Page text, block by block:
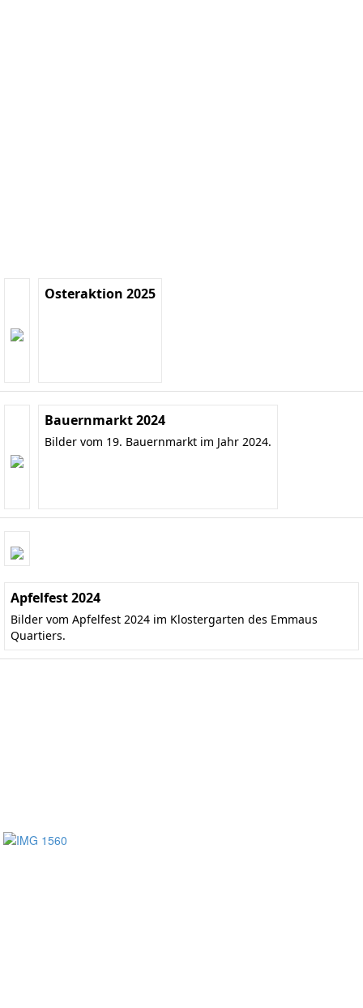
Osteraktion 2025
Bauernmarkt 2024
Bilder vom 19. Bauernmarkt im Jahr 2024.
Apfelfest 2024
Bilder vom Apfelfest 2024 im Klostergarten des Emmaus
Quartiers.